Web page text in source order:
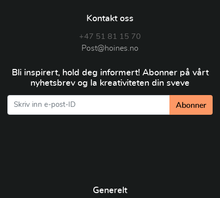
Kontakt oss
+47 51 81 15 70
Post@hoines.no
Bli inspirert, hold deg informert! Abonner på vårt
nyhetsbrev og la kreativiteten din sveve
Abonner
Generelt